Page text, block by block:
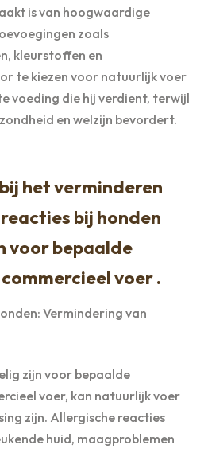
is van hoogwaardige
zoals
kleurstoffen en
te kiezen voor natuurlijk voer
voeding die hij verdient, terwijl
en welzijn bevordert.
het verminderen
bij honden
voor bepaalde
voer .
Vermindering van
zijn voor bepaalde
voer, kan natuurlijk voer
zijn. Allergische reacties
huid, maagproblemen